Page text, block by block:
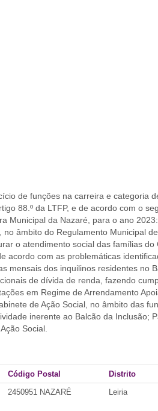
de funções na carreira e categoria
88.º da LTFP, e de acordo com o
Municipal da Nazaré, para o ano
âmbito do Regulamento Municipal
o atendimento social das famílias do
acordo com as problemáticas
mensais dos inquilinos residentes no
de dívida de renda, fazendo
em Regime de Arrendamento
de Ação Social, no âmbito das
inerente ao Balcão da Inclusão;
Social.
Código Postal Distrito
2450951 NAZARÉ Leiria